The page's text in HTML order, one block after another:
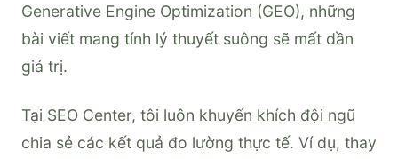
Generative Engine Optimization (GEO), những
bài viết mang tính lý thuyết suông sẽ mất dần
giá trị.
Tại SEO Center, tôi luôn khuyến khích đội ngũ
chia sẻ các kết quả đo lường thực tế. Ví dụ, thay